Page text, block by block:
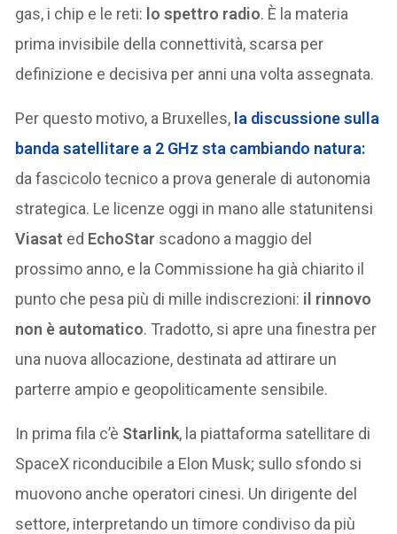
gas, i chip e le reti: lo spettro radio. È la materia
prima invisibile della connettività, scarsa per
definizione e decisiva per anni una volta assegnata.
Per questo motivo, a Bruxelles, la discussione sulla
banda satellitare a 2 GHz sta cambiando natura:
da fascicolo tecnico a prova generale di autonomia
strategica. Le licenze oggi in mano alle statunitensi
Viasat ed EchoStar scadono a maggio del
prossimo anno, e la Commissione ha già chiarito il
punto che pesa più di mille indiscrezioni: il rinnovo
non è automatico. Tradotto, si apre una finestra per
una nuova allocazione, destinata ad attirare un
parterre ampio e geopoliticamente sensibile.
In prima fila c’è Starlink, la piattaforma satellitare di
SpaceX riconducibile a Elon Musk; sullo sfondo si
muovono anche operatori cinesi. Un dirigente del
settore, interpretando un timore condiviso da più